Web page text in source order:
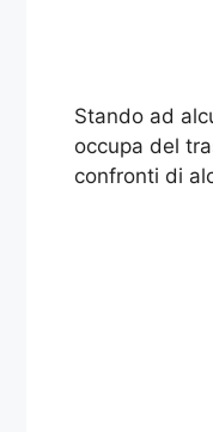
Stando ad
occupa del
confronti di